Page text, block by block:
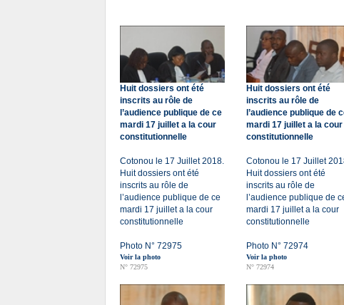
Huit dossiers ont été
inscrits au rôle de
l’audience publique de ce
mardi 17 juillet a la cour
constitutionnelle
Cotonou le 17 Juillet 2018.
Huit dossiers ont été
inscrits au rôle de
l’audience publique de ce
mardi 17 juillet a la cour
constitutionnelle
Photo N° 72975
Voir la photo
N° 72975
Huit dossiers ont été
inscrits au rôle de
l’audience publique de
mardi 17 juillet a la cour
constitutionnelle
Cotonou le 17 Juillet
Huit dossiers ont été
inscrits au rôle de
l’audience publique de
mardi 17 juillet a la cour
constitutionnelle
Photo N° 72974
Voir la photo
N° 72974